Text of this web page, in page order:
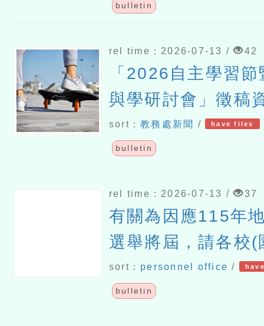
bulletin
rel time：2026-07-13 / 42
「2026自主學習
與學研討會」徵稿
sort：教務處新聞 / have files
bulletin
rel time：2026-07-13 / 37
有關為因應115年
選舉將屆，請各校
行政中立及教育中
並督促所屬人員確
sort： personnel office /
bulletin